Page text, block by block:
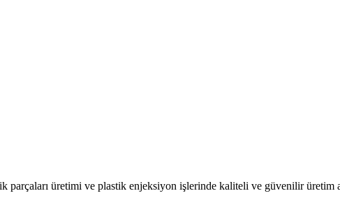
üretimi ve plastik enjeksiyon işlerinde kaliteli ve güvenilir üretim